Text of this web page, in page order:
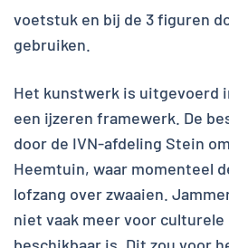
voetstuk en bij de 3 figuren
gebruiken.
Het kunstwerk is uitgevoerd
een ijzeren framewerk. De
door de IVN-afdeling Stein
Heemtuin, waar momenteel
lofzang over zwaaien.
niet vaak meer voor